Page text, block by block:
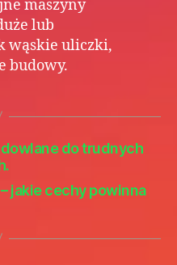
maszyny
lub
wąskie uliczki,
budowy.
do trudnych
jakie cechy powinna